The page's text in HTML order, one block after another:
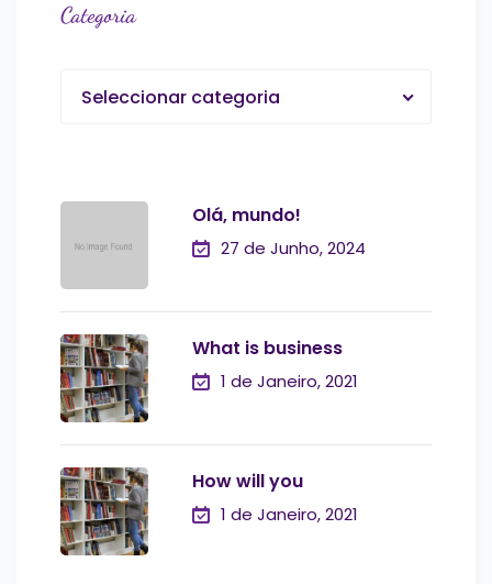
Categoria
Seleccionar categoria
Olá, mundo!
27 de Junho, 2024
What is business
1 de Janeiro, 2021
How will you
1 de Janeiro, 2021